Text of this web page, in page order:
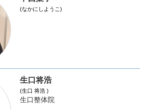
(なかにしようこ)
生口将浩
(生口 将浩 )
生口整体院